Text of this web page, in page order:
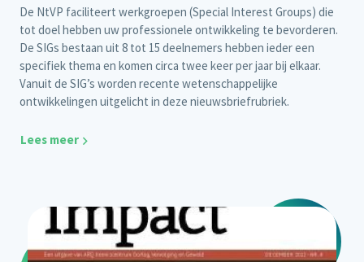
De NtVP faciliteert werkgroepen (Special Interest Groups) die
tot doel hebben uw professionele ontwikkeling te bevorderen.
De SIGs bestaan uit 8 tot 15 deelnemers hebben ieder een
specifiek thema en komen circa twee keer per jaar bij elkaar.
Vanuit de SIG’s worden recente wetenschappelijke
ontwikkelingen uitgelicht in deze nieuwsbriefrubriek.
Lees meer